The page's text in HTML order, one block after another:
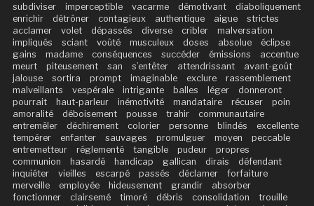
subdiviser imperceptible vacarme démotivant
diaboliquement
enrichir
détrôner contagieux authentique aigue
strictes
acclamer
volet dépassés diverse cribler
malversation
impliqués
sciant voûté musculeux doses absolue
éclipse
gains
madame conséquences succéder émissions
accentue
meurt
piteusement san s’entêter attendrissant
avant-goût
jalouse
sortira prompt imaginable exclure
rassemblement
malveillants
vespérale intrigante balles léger
donneront
pourrait
haut-parleur inémotivité mandataire récuser
poin
amoralité
déboisement pousse trahir
communautaire
entremêler
déchirement colorier personne blindés
excellente
tempérer
enfanter sauvages promulguer moyen
peccable
entremetteur
réglementé tangible pudeur
propres
communion
hasardé handicap gallican dirais
défendant
inquiéter
vieilles escarpé passés déclamer
forfaiture
merveille
employée hideusement grandir
absorber
fonctionner
clairsemé timoré débris consolidation
trouille